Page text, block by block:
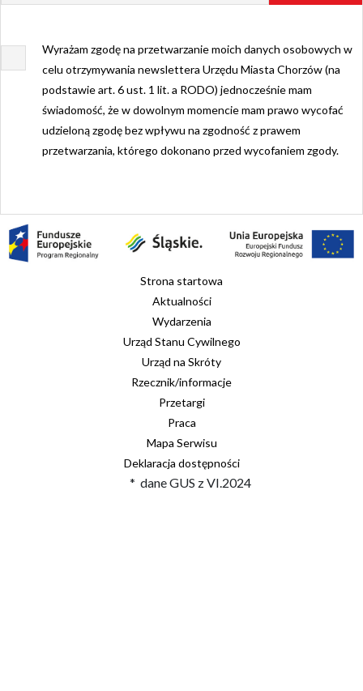
Wyrażam zgodę na przetwarzanie moich danych osobowych w
celu otrzymywania newslettera Urzędu Miasta Chorzów (na
podstawie art. 6 ust. 1 lit. a RODO) jednocześnie mam
świadomość, że w dowolnym momencie mam prawo wycofać
udzieloną zgodę bez wpływu na zgodność z prawem
przetwarzania, którego dokonano przed wycofaniem zgody.
Strona startowa
Aktualności
Wydarzenia
Urząd Stanu Cywilnego
Urząd na Skróty
Rzecznik/informacje
Przetargi
Praca
Mapa Serwisu
Deklaracja dostępności
* dane GUS z VI.2024